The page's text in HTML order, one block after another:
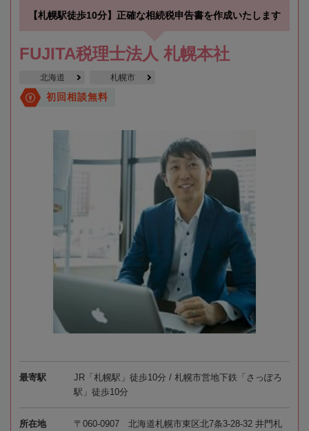
【札幌駅徒歩10分】正確な相続税申告書を作成いたします
FUJITA税理士法人 札幌本社
北海道 札幌市
初回相談無料
最寄駅
JR「札幌駅」徒歩10分 / 札幌市営地下鉄「さっぽろ
駅」徒歩10分
所在地
〒060-0907 北海道札幌市東区北7条3-28-32 井門札